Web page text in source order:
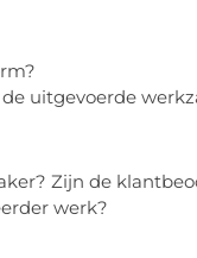
uitgevoerde
Zijn de
werk?